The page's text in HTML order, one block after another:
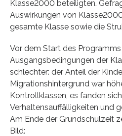
Klasse2000 beteiligten.
Auswirkungen von
gesamte Klasse sowie die
Vor dem Start des
Ausgangsbedingungen der
schlechter: der Anteil der
Migrationshintergrund war
Kontrollklassen, es fanden
Verhaltensauffälligkeiten und
Am Ende der Grundschulzeit
Bild: